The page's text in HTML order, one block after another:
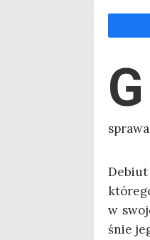
G
Debiut
w
śnie